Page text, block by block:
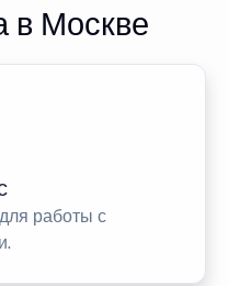
в Москве
работы с